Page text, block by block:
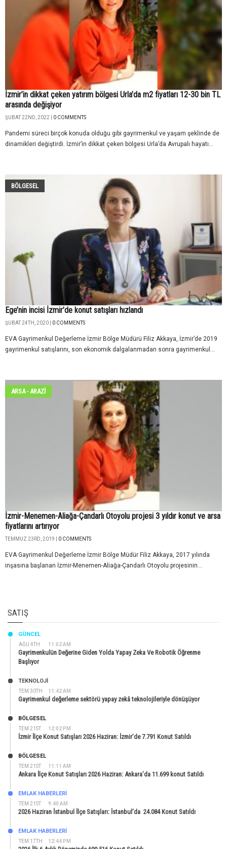
İzmir’in dikkat çeken yatırım bölgesi Urla’da m2 fiyatları 12-30 bin TL
arasında değişiyor
ŞUBAT 22ND, 2022 | 0 COMMENTS
Pandemi süreci birçok konuda olduğu gibi gayrimenkul ve yaşam şeklinde de
dinamikleri değiştirdi. İzmir’in dikkat çeken bölgesi Urla’da Avrupalı hayatı...
BÖLGESEL
Ege’nin incisi İzmir’de konut satışları hızlandı
ŞUBAT 24TH, 2020 | 0 COMMENTS
EVA Gayrimenkul Değerleme İzmir Bölge Müdürü Filiz Akkaya, İzmir’de 2019
gayrimenkul satışlarını, son ekonomik dalgalanmadan sonra gayrimenkul...
ARSA - ARAZİ
İzmir-Menemen-Aliağa-Çandarlı Otoyolu projesi 3 yıldır konut ve arsa
fiyatlarını artırıyor
TEMMUZ 23RD, 2019 | 0 COMMENTS
EVA Gayrimenkul Değerleme İzmir Bölge Müdür Filiz Akkaya, 2017 yılında
inşasına başlanan İzmir-Menemen-Aliağa-Çandarlı Otoyolu projesinin...
SATIŞ
AĞU 4TH 11:02 AM
GÜNCEL
Gayrimenkulün Değerine Giden Yolda Yapay Zeka Ve Robotik Öğrenme
Başlıyor
TEM 30TH 11:42 AM
TEKNOLOJİ
Gayrimenkul değerleme sektörü yapay zekâ teknolojileriyle dönüşüyor
TEM 21ST 12:02 PM
BÖLGESEL
İzmir İlçe Konut Satışları 2026 Haziran: İzmir’de 7.791 Konut Satıldı
TEM 21ST 11:11 AM
BÖLGESEL
Ankara İlçe Konut Satışları 2026 Haziran: Ankara’da 11.699 konut Satıldı
TEM 21ST 9:40 AM
EMLAK HABERLERI
2026 Haziran İstanbul İlçe Satışları: İstanbul’da 24.084 Konut Satıldı
TEM 17TH 12:44 PM
EMLAK HABERLERI